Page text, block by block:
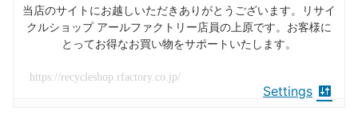
当店のサイトにお越しいただきありがとうございます。リサイ
クルショップ アールファクトリー店員の上原です。お客様に
とってお得なお買い物をサポートいたします。
https://recycleshop.rfactory.co.jp/
Settings